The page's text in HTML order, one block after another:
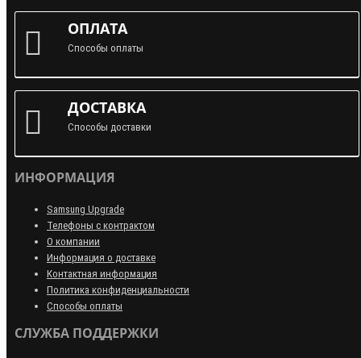
ОПЛАТА
Способы оплаты
ДОСТАВКА
Способы доставки
ИНФОРМАЦИЯ
Samsung Upgrade
Телефоны с контрактом
О компании
Информация о доставке
Контактная информация
Политика конфиденциальности
Способы оплаты
СЛУЖБА ПОДДЕРЖКИ